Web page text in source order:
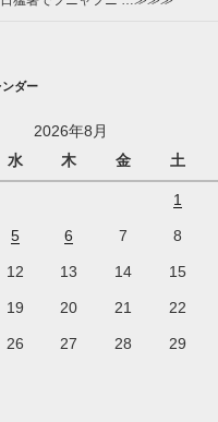
ダー
2026年8月
水
木 金 土
1
5 6 7 8
12 13 14 15
19 20 21 22
26 27 28 29